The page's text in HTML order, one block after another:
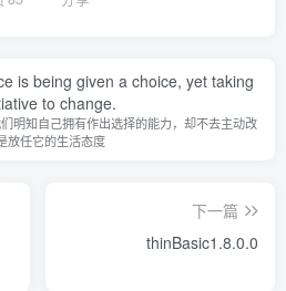
is being given a choice, yet taking
to change.
明知自己拥有作出选择的能力，却不去主动改
放任它的生活态度
下一篇
thinBasic1.8.0.0